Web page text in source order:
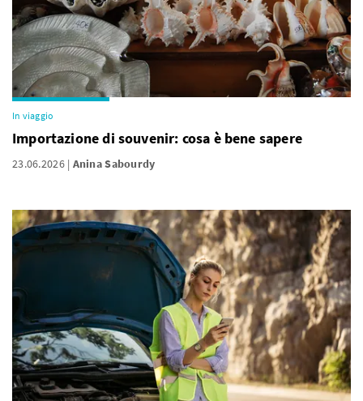
In viaggio
Importazione di souvenir: cosa è bene sapere
23.06.2026 Anina Sabourdy